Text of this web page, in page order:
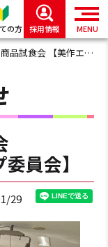
の方 採用情報 MENU
【美作エリア奈義コープ委員会】
員会】
29